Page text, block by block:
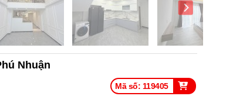
Nhuận
Mã số: 119405